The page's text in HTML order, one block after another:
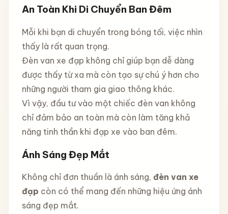
An Toàn Khi Di Chuyển Ban Đêm
Mỗi khi bạn di chuyển trong bóng tối, việc nhìn
thấy là rất quan trọng.
Đèn van xe đạp không chỉ giúp bạn dễ dàng
được thấy từ xa mà còn tạo sự chú ý hơn cho
những người tham gia giao thông khác.
Vì vậy, đầu tư vào một chiếc đèn van không
chỉ đảm bảo an toàn mà còn làm tăng khả
năng tinh thần khi đạp xe vào ban đêm.
Ánh Sáng Đẹp Mắt
Không chỉ đơn thuần là ánh sáng, đèn van xe
đạp còn có thể mang đến những hiệu ứng ánh
sáng đẹp mắt.